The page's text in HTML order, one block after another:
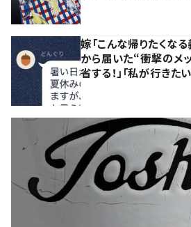
嫁「こんな帰りたくなる
から届いた“衝撃のメ
省する！」「私が行きたい